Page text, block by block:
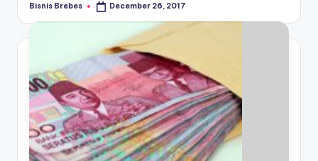
Posted
Bisnis Brebes December 26, 2017